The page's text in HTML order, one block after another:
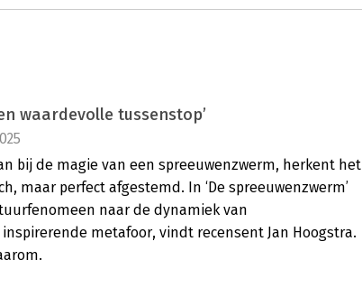
waardevolle tussenstop’
bij de magie van een spreeuwenzwerm, herkent het
maar perfect afgestemd. In ‘De spreeuwenzwerm’
naar de dynamiek van
metafoor, vindt recensent Jan Hoogstra.